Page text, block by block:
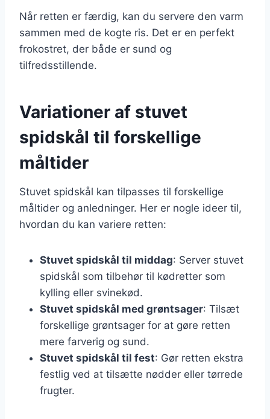
Når retten er færdig, kan du servere den varm
sammen med de kogte ris. Det er en perfekt
frokostret, der både er sund og
tilfredsstillende.
Variationer af stuvet
spidskål til forskellige
måltider
Stuvet spidskål kan tilpasses til forskellige
måltider og anledninger. Her er nogle ideer til,
hvordan du kan variere retten:
Stuvet spidskål til middag: Server stuvet
spidskål som tilbehør til kødretter som
kylling eller svinekød.
Stuvet spidskål med grøntsager: Tilsæt
forskellige grøntsager for at gøre retten
mere farverig og sund.
Stuvet spidskål til fest: Gør retten ekstra
festlig ved at tilsætte nødder eller tørrede
frugter.